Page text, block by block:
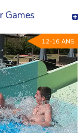
Games
12-16 ANS